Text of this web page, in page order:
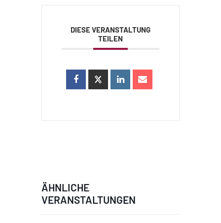
DIESE VERANSTALTUNG
TEILEN
ÄHNLICHE
VERANSTALTUNGEN